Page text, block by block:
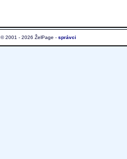
© 2001 - 2026 ŽelPage - správci